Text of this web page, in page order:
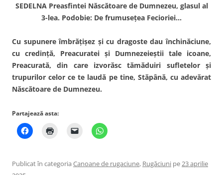
SEDELNA Preasfintei Născătoare de Dumnezeu, glasul al
3-lea. Podobie: De frumuseţea Fecioriei…
Cu supunere îmbrăţişez şi cu dragoste dau închinăciune,
cu credinţă, Preacuratei şi Dumne­zeieştii tale icoane,
Preacurată, din care izvorăsc tămăduiri sufletelor şi
trupurilor celor ce te laudă pe tine, Stăpână, cu adevărat
Născătoare de Dumnezeu.
Partajează asta:
Publicat în categoria Canoane de rugaciune, Rugăciuni pe23 aprilie